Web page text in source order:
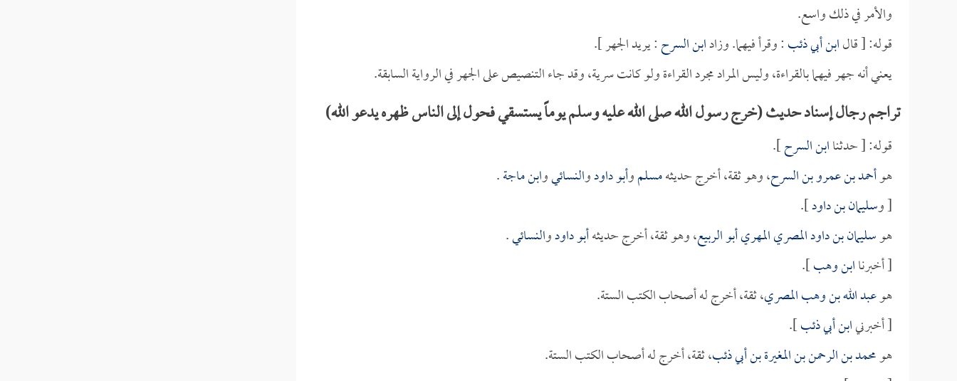
والأمر في ذلك واسع.
قوله: [ قالابن أبي ذئب: وقرأ فيهما. وزادابن السرح: يريد الجهر ].
يعني أنه جهر فيهما بالقراءة، وليس المراد مجرد القراءة ولو كانت سرية، وقد جاء التنصيص على الجهر في الرواية السابقة.
تراجم رجال إسناد حديث (خرج رسول الله صلى الله عليه وسلم يوماً يستسقي فحول إلى الناس ظهره يدعو الله)
قوله: [ حدثناابن السرح].
هوأحمد بن عمرو بن السرح، وهو ثقة، أخرج حديثهمسلموأبو داودوالنسائيوابن ماجة.
[ وسليمان بن داود].
هوسليمان بن داود المصري المهري أبو الربيع، وهو ثقة، أخرج حديثهأبو داودوالنسائي.
[ أخبرناابن وهب].
هوعبد الله بن وهب المصري، ثقة، أخرج له أصحاب الكتب الستة.
[ أخبرنيابن أبي ذئب].
هومحمد بن الرحمن بن المغيرة بن أبي ذئب، ثقة، أخرج له أصحاب الكتب الستة.